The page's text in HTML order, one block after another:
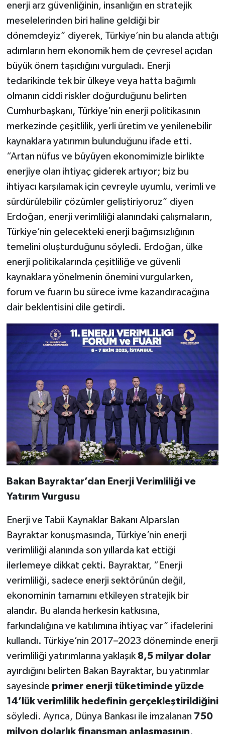
enerji arz güvenliğinin, insanlığın en stratejik
meselelerinden biri haline geldiği bir
dönemdeyiz” diyerek, Türkiye’nin bu alanda attığı
adımların hem ekonomik hem de çevresel açıdan
büyük önem taşıdığını vurguladı. Enerji
tedarikinde tek bir ülkeye veya hatta bağımlı
olmanın ciddi riskler doğurduğunu belirten
Cumhurbaşkanı, Türkiye’nin enerji politikasının
merkezinde çeşitlilik, yerli üretim ve yenilenebilir
kaynaklara yatırımın bulunduğunu ifade etti.
“Artan nüfus ve büyüyen ekonomimizle birlikte
enerjiye olan ihtiyaç giderek artıyor; biz bu
ihtiyacı karşılamak için çevreyle uyumlu, verimli ve
sürdürülebilir çözümler geliştiriyoruz” diyen
Erdoğan, enerji verimliliği alanındaki çalışmaların,
Türkiye’nin gelecekteki enerji bağımsızlığının
temelini oluşturduğunu söyledi. Erdoğan, ülke
enerji politikalarında çeşitliliğe ve güvenli
kaynaklara yönelmenin önemini vurgularken,
forum ve fuarın bu sürece ivme kazandıracağına
dair beklentisini dile getirdi.
Bakan Bayraktar’dan Enerji Verimliliği ve
Yatırım Vurgusu
Enerji ve Tabii Kaynaklar Bakanı Alparslan
Bayraktar konuşmasında, Türkiye’nin enerji
verimliliği alanında son yıllarda kat ettiği
ilerlemeye dikkat çekti. Bayraktar, “Enerji
verimliliği, sadece enerji sektörünün değil,
ekonominin tamamını etkileyen stratejik bir
alandır. Bu alanda herkesin katkısına,
farkındalığına ve katılımına ihtiyaç var” ifadelerini
kullandı. Türkiye’nin 2017–2023 döneminde enerji
verimliliği yatırımlarına yaklaşık 8,5 milyar dolar
ayırdığını belirten Bakan Bayraktar, bu yatırımlar
sayesinde primer enerji tüketiminde yüzde
14’lük verimlilik hedefinin gerçekleştirildiğini
söyledi. Ayrıca, Dünya Bankası ile imzalanan 750
milyon dolarlık finansman anlaşmasının,